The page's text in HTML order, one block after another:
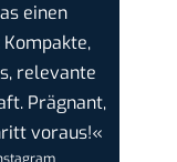
einen
relevante
Prägnant,
voraus!«